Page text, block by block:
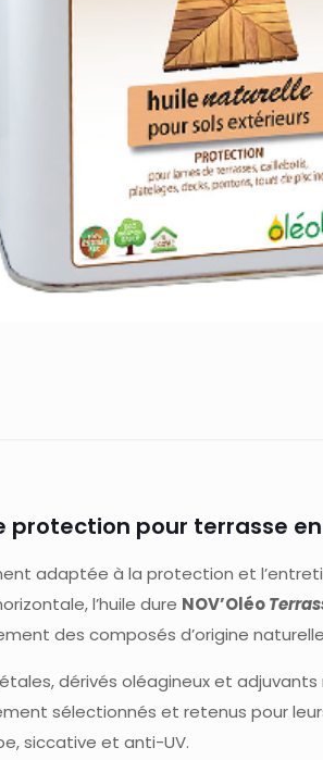
protection pour terrasse
adaptée à la protection et
l’huile dure NOV’Oléo
des composés d’origine
dérivés oléagineux et
sélectionnés et retenus pour
siccative et anti-UV.